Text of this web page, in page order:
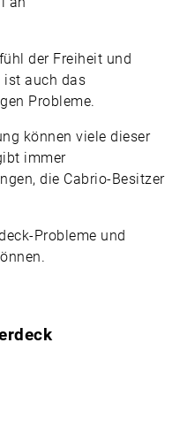
der Freiheit und
ist auch das
Probleme.
können viele dieser
immer
die Cabrio-Besitzer
-Probleme und